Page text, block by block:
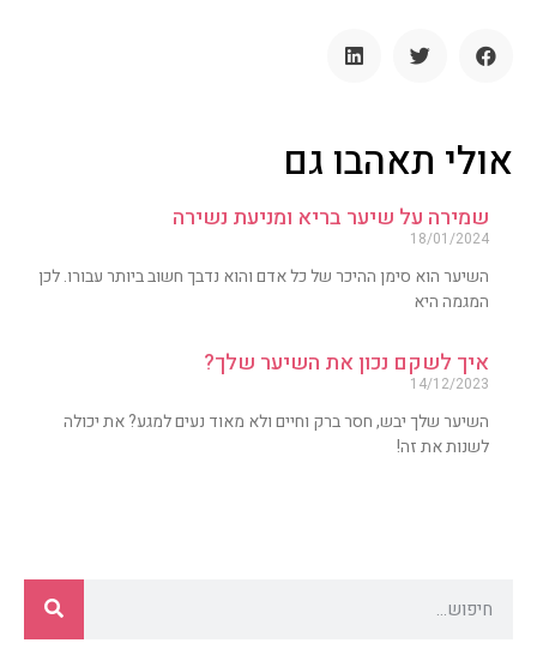
אולי תאהבו גם
שמירה על שיער בריא ומניעת נשירה
18/01/2024
השיער הוא סימן ההיכר של כל אדם והוא נדבך חשוב ביותר עבורו. לכן
המגמה היא
איך לשקם נכון את השיער שלך?
14/12/2023
השיער שלך יבש, חסר ברק וחיים ולא מאוד נעים למגע? את יכולה
לשנות את זה!